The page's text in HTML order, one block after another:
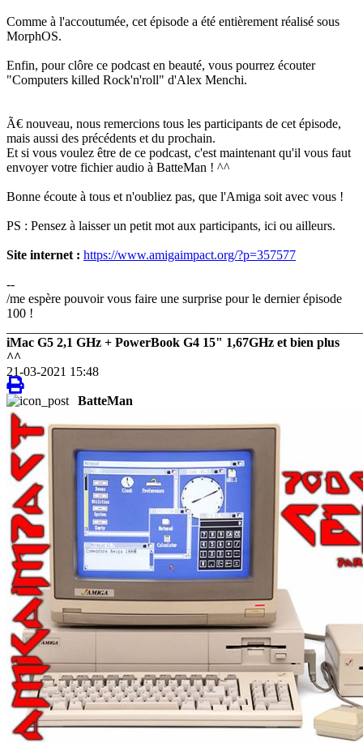
Comme à l'accoutumée, cet épisode a été entièrement réalisé sous
MorphOS.
Enfin, pour clôre ce podcast en beauté, vous pourrez écouter
"Computers killed Rock'n'roll" d'Alex Menchi.
Ã€ nouveau, nous remercions tous les participants de cet épisode,
mais aussi des précédents et du prochain.
Et si vous voulez être de ce podcast, c'est maintenant qu'il vous faut
envoyer votre fichier audio à BatteMan ! ^^
Bonne écoute à tous et n'oubliez pas, que l'Amiga soit avec vous !
PS : Pensez à laisser un petit mot aux participants, ici ou ailleurs.
Site internet : https://www.amigaimpact.org/?p=357577
--
/me espère pouvoir vous faire une surprise pour le dernier épisode
100 !
iMac G5 2,1 GHz + PowerBook G4 15" 1,67GHz et bien plus
^^
21-03-2021 15:48
BatteMan